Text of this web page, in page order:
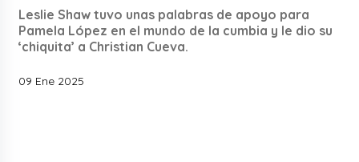
Leslie Shaw tuvo unas palabras de apoyo para
Pamela López en el mundo de la cumbia y le dio su
‘chiquita’ a Christian Cueva.
09 Ene 2025